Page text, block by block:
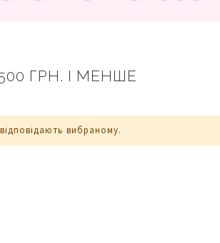
ГРН. І МЕНШЕ
вибраному.